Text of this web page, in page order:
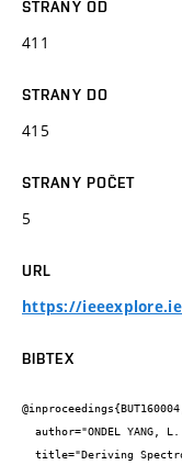
STRANY OD
411
STRANY DO
415
STRANY POČET
5
URL
https://
BIBTEX
@inproceedings{BUT160004,